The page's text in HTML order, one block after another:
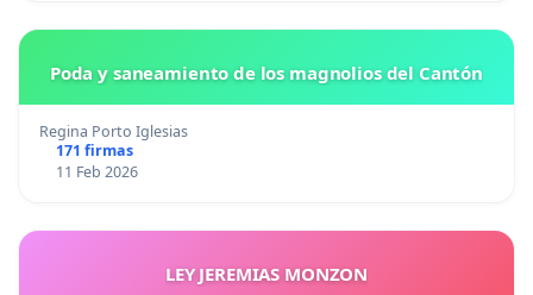
Poda y saneamiento de los magnolios del Cantón
Regina Porto Iglesias
171 firmas
11 Feb 2026
LEY JEREMIAS MONZON